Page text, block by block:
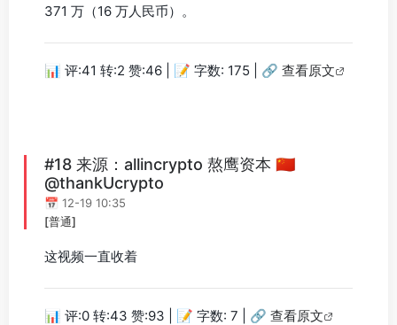
371 万（16 万人民币）。
📊 评:41 转:2 赞:46 | 📝 字数: 175 | 🔗 查看原文
#18 来源：allincrypto 熬鹰资本 🇨🇳
@thankUcrypto
📅 12-19 10:35
[普通]
这视频一直收着
📊 评:0 转:43 赞:93 | 📝 字数: 7 | 🔗 查看原文